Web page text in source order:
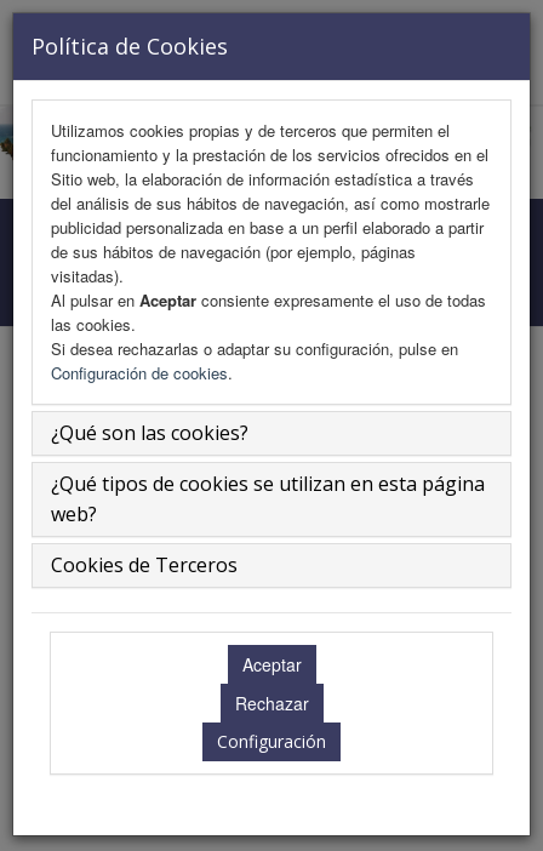
Política de Cookies
Utilizamos cookies propias y de terceros que permiten el
funcionamiento y la prestación de los servicios ofrecidos en el
Sitio web, la elaboración de información estadística a través
del análisis de sus hábitos de navegación, así como mostrarle
publicidad personalizada en base a un perfil elaborado a partir
de sus hábitos de navegación (por ejemplo, páginas
visitadas).
Al pulsar en Aceptar consiente expresamente el uso de todas
las cookies.
Si desea rechazarlas o adaptar su configuración, pulse en
Configuración de cookies.
¿Qué son las cookies?
¿Qué tipos de cookies se utilizan en esta página
web?
Cookies de Terceros
Configuración
Programa Medicina
Inicio
11.30 - 12.00 h.
Ubicación: Aún no disponible